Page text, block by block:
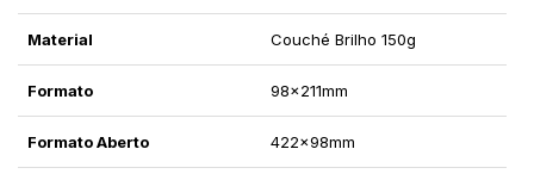
Material Couché Brilho 150g
Formato 98x211mm
Formato Aberto 422x98mm